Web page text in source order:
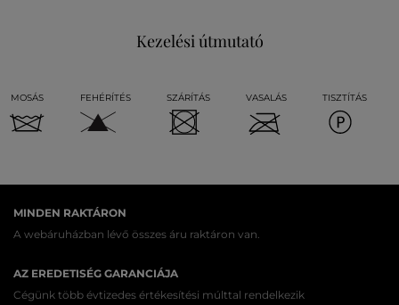
Kezelési útmutató
MOSÁS FEHÉRÍTÉS SZÁRÍTÁS VASALÁS TISZTÍTÁS
MINDEN RAKTÁRON
A webáruházban lévő összes áru raktáron van.
AZ EREDETISÉG GARANCIÁJA
Cégünk több évtizedes értékesítési múlttal rendelkezik